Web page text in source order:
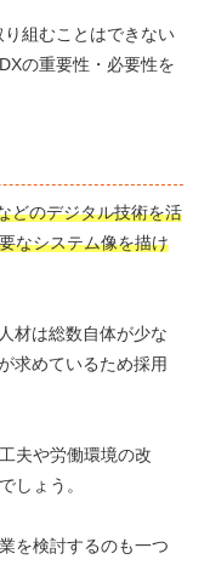
組むことはできない
の重要性・必要性を
どのデジタル技術を活
なシステム像を描け
材は総数自体が少な
求めているため採用
夫や労働環境の改
しょう。
を検討するのも一つ